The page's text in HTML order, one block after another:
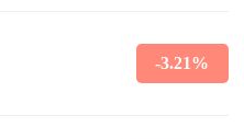
-3.21%